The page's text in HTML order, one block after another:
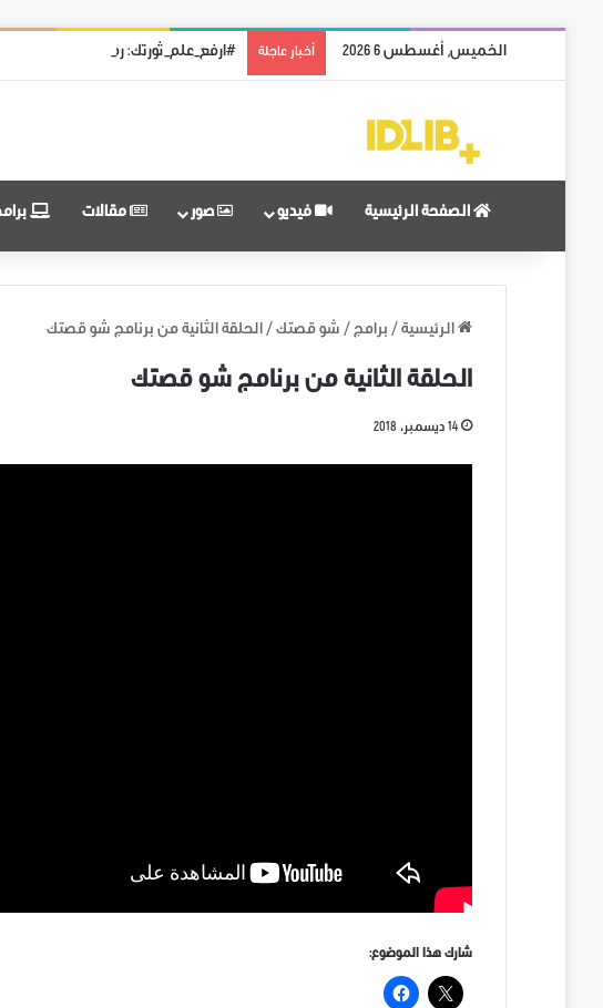
الخميس, أغسطس 6 2026 أخبار عاجلة #ارفع_علم_ثورتك: رمز النضال ووحدة
الصفحة الرئيسية فيديو صور مقالات
الرئيسية / برامج / شو قصتك / الحلقة الثانية من برنامج شو قصتك
الحلقة الثانية من برنامج شو قصتك
14 ديسمبر، 2018
شارك هذا الموضوع: